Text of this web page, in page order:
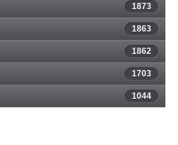
1873
1863
1862
1703
1044